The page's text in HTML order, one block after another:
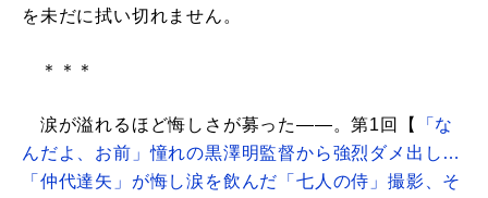
を未だに拭い切れません。
＊＊＊
涙が溢れるほど悔しさが募った――。第1回【
「な
んだよ、お前」憧れの黒澤明監督から強烈ダメ出し…
「仲代達矢」が悔し涙を飲んだ「七人の侍」撮影、そ